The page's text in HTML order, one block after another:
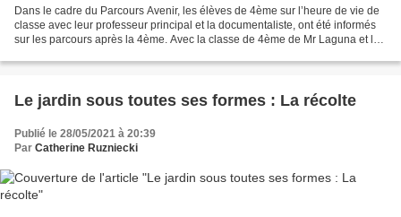
Dans le cadre du Parcours Avenir, les élèves de 4ème sur l’heure de vie de
classe avec leur professeur principal et la documentaliste, ont été informés
sur les parcours après la 4ème. Avec la classe de 4ème de Mr Laguna et la
Le jardin sous toutes ses formes : La récolte
Publié le 28/05/2021 à 20:39
Par Catherine Ruzniecki